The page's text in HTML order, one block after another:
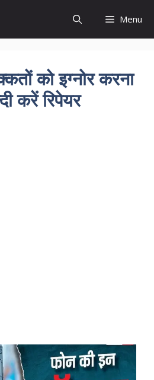
Menu
को इग्नोर करना
करें रिपेयर